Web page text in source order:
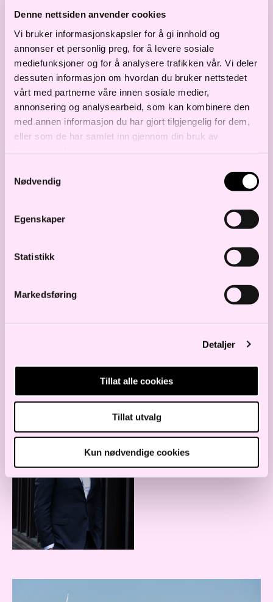
Denne nettsiden anvender cookies
Vi bruker informasjonskapsler for å gi innhold og
annonser et personlig preg, for å levere sosiale
mediefunksjoner og for å analysere trafikken vår. Vi deler
dessuten informasjon om hvordan du bruker nettstedet
vårt med partnerne våre innen sosiale medier,
annonsering og analysearbeid, som kan kombinere den
med annen informasjon du har gjort tilgjengelig for dem,
eller som de har samlet inn gjennom din bruk av
Nødvendig
Egenskaper
Statistikk
Markedsføring
Detaljer
Tillat alle cookies
Tillat utvalg
Kun nødvendige cookies
For mer informasjon, seOslo Børs.
Kontakt oss
Bjørn Olav Torpp
Partner
b.torpp@haavind.no
+47 905 07 090
c.ness@haavind.no
Herman Bondeson
Assosiert partner
h.bondeson@haavind.no
+34 681 237 815